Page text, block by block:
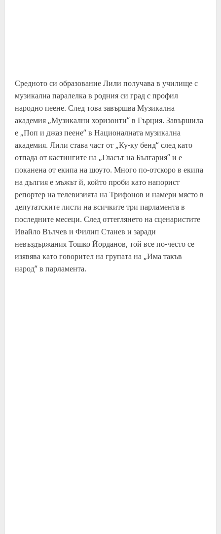
Средното си образование Лили получава в училище с
музикална паралелка в родния си град с профил
народно пеене. След това завършва Музикална
академия „Музикални хоризонти“ в Гърция. Завършила
е „Поп и джаз пеене“ в Националната музикална
академия. Лили става част от „Ку-ку бенд“ след като
отпада от кастингите на „Гласът на България“ и е
поканена от екипа на шоуто. Много по-отскоро в екипа
на дългия е мъжът й, който проби като напорист
репортер на телевизията на Трифонов и намери място в
депутатските листи на всичките три парламента в
последните месеци. След оттеглянето на сценаристите
Ивайло Вълчев и Филип Станев и заради
невъздържания Тошко Йорданов, той все по-често се
изявява като говорител на групата на „Има такъв
народ“ в парламента.